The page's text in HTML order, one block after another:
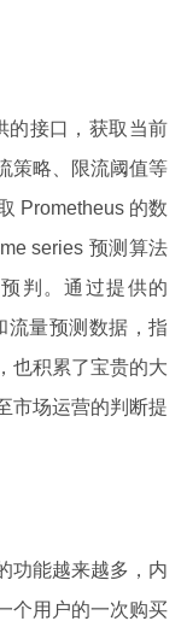
的接口，获取当前
策略、限流阈值等
Prometheus 的数
series 预测算法
判。通过提供的
流量预测数据，指
也积累了宝贵的大
市场运营的判断提
功能越来越多，内
个用户的一次购买